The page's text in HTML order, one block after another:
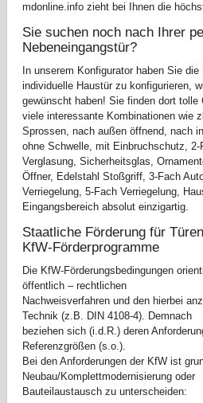
mdonline.info zieht bei Ihnen die
Sie suchen noch nach Ihrer
Nebeneingangstür?
In unserem Konfigurator haben Sie
individuelle Haustür zu konfigurieren,
gewünscht haben! Sie finden dort tolle
viele interessante Kombinationen wie
Sprossen, nach außen öffnend, nach
ohne Schwelle, mit Einbruchschutz,
Verglasung, Sicherheitsglas,
Öffner, Edelstahl Stoßgriff, 3-Fach
Verriegelung, 5-Fach Verriegelung,
Eingangsbereich absolut einzigartig.
Staatliche Förderung für
KfW-Förderprogramme
Die KfW-Förderungsbedingungen
öffentlich – rechtlichen
Nachweisverfahren und den hierbei
Technik (z.B. DIN 4108-4). Demnach
beziehen sich (i.d.R.) deren
Referenzgrößen (s.o.).
Bei den Anforderungen der KfW ist
Neubau/Komplettmodernisierung oder
Bauteilaustausch zu unterscheiden: